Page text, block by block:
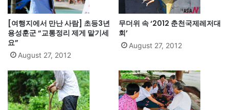
[여행지에서 만난 사람] 초등3년
용성훈군 “교통정리 제게 맡기세
요”
August 27, 2012
무더위 속 ‘2012 춘천국제레저대
회’
August 27, 2012